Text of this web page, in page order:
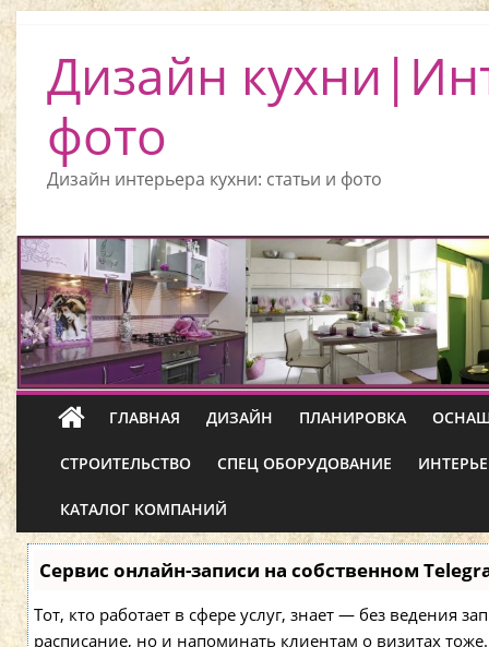
Дизайн
фото
Дизайн интерьера кухни: статьи и фото
ГЛАВНАЯ ДИЗАЙН ПЛАНИРОВКА
СТРОИТЕЛЬСТВО СПЕЦ ОБОРУДОВАНИЕ
КАТАЛОГ КОМПАНИЙ
Сервис онлайн-записи на собственном
Тот, кто работает в сфере услуг, знает — без ведения
расписание, но и напоминать клиентам о визитах